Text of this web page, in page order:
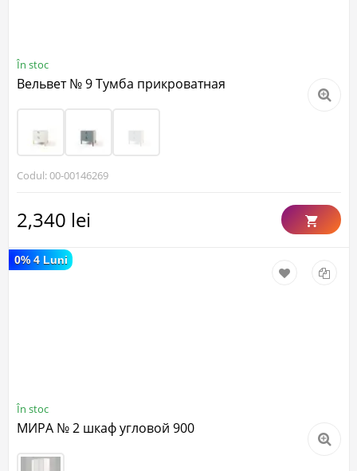
În stoc
Вельвет № 9 Тумба прикроватная
Codul: 00-00146269
2,340 lei
În stoc
МИРА № 2 шкаф угловой 900
0% 4 Luni